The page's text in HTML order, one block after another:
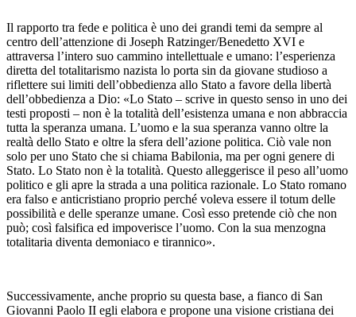
Il rapporto tra fede e politica è uno dei grandi temi da sempre al
centro dell’attenzione di Joseph Ratzinger/Benedetto XVI e
attraversa l’intero suo cammino intellettuale e umano: l’esperienza
diretta del totalitarismo nazista lo porta sin da giovane studioso a
riflettere sui limiti dell’obbedienza allo Stato a favore della libertà
dell’obbedienza a Dio: «Lo Stato – scrive in questo senso in uno dei
testi proposti – non è la totalità dell’esistenza umana e non abbraccia
tutta la speranza umana. L’uomo e la sua speranza vanno oltre la
realtà dello Stato e oltre la sfera dell’azione politica. Ciò vale non
solo per uno Stato che si chiama Babilonia, ma per ogni genere di
Stato. Lo Stato non è la totalità. Questo alleggerisce il peso all’uomo
politico e gli apre la strada a una politica razionale. Lo Stato romano
era falso e anticristiano proprio perché voleva essere il totum delle
possibilità e delle speranze umane. Così esso pretende ciò che non
può; così falsifica ed impoverisce l’uomo. Con la sua menzogna
totalitaria diventa demoniaco e tirannico».
Successivamente, anche proprio su questa base, a fianco di San
Giovanni Paolo II egli elabora e propone una visione cristiana dei